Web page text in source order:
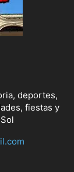
deportes,
fiestas y